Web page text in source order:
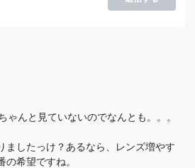
ゃんと見ていないのでなんとも。。。
ましたっけ？あるなら、レンズ増やす
の希望ですね。